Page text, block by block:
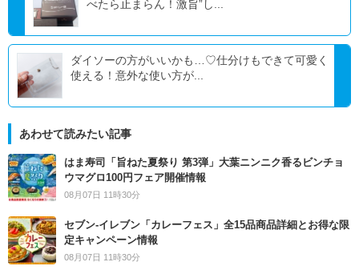
べたら止まらん！激旨”し...
ダイソーの方がいいかも…♡仕分けもできて可愛く
使える！意外な使い方が...
あわせて読みたい記事
はま寿司「旨ねた夏祭り 第3弾」大葉ニンニク香るビンチョ
ウマグロ100円フェア開催情報
08月07日 11時30分
セブン‐イレブン「カレーフェス」全15品商品詳細とお得な限
定キャンペーン情報
08月07日 11時30分